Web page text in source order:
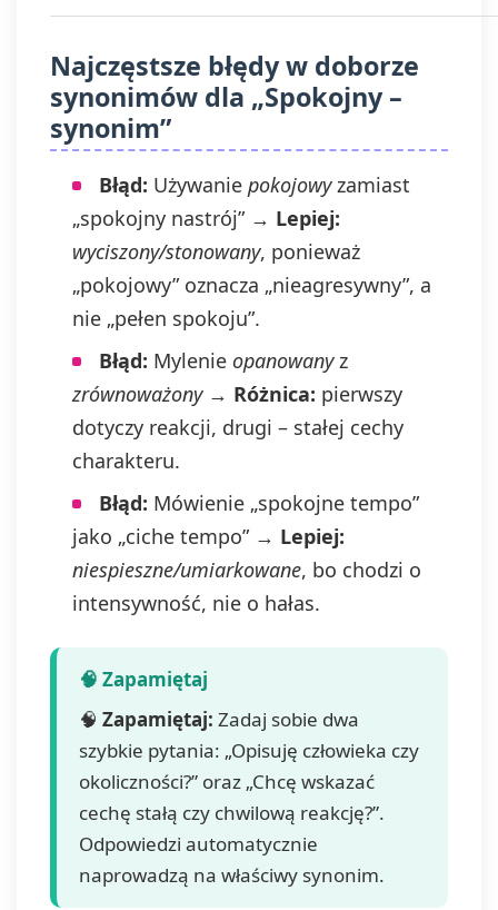
Najczęstsze błędy w doborze
synonimów dla „Spokojny –
synonim”
Błąd: Używanie pokojowyzamiast
„spokojny nastrój” → Lepiej:
wyciszony/stonowany, ponieważ
„pokojowy” oznacza „nieagresywny”, a
nie „pełen spokoju”.
Błąd: Mylenie opanowanyz
zrównoważony→ Różnica: pierwszy
dotyczy reakcji, drugi – stałej cechy
charakteru.
Błąd: Mówienie „spokojne tempo”
jako „ciche tempo” → Lepiej:
niespieszne/umiarkowane, bo chodzi o
intensywność, nie o hałas.
🧠 Zapamiętaj: Zadaj sobie dwa
szybkie pytania: „Opisuję człowieka czy
okoliczności?” oraz „Chcę wskazać
cechę stałą czy chwilową reakcję?”.
Odpowiedzi automatycznie
naprowadzą na właściwy synonim.